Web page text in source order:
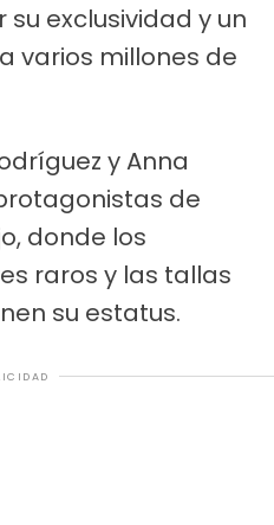
exclusividad y un
varios millones de
y Anna
de
donde los
raros y las tallas
su estatus.